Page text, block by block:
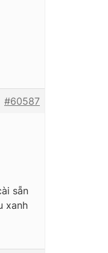
#60587
sẵn
xanh